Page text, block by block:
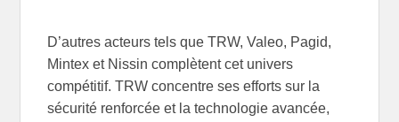
D’autres acteurs tels que TRW, Valeo, Pagid,
Mintex et Nissin complètent cet univers
compétitif. TRW concentre ses efforts sur la
sécurité renforcée et la technologie avancée,